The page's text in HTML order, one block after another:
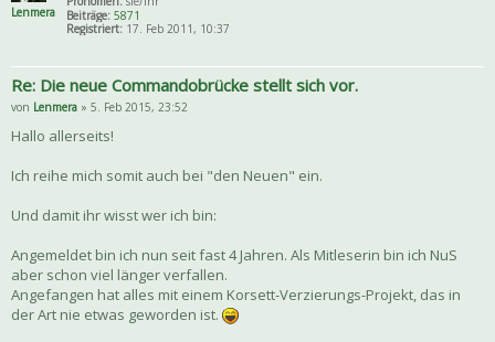
Lenmera
Beiträge: 5871
Registriert: 17. Feb 2011, 10:37
Re: Die neue Commandobrücke stellt sich vor.
von Lenmera » 5. Feb 2015, 23:52
Hallo allerseits!
Ich reihe mich somit auch bei "den Neuen" ein.
Und damit ihr wisst wer ich bin:
Angemeldet bin ich nun seit fast 4 Jahren. Als Mitleserin bin ich NuS
aber schon viel länger verfallen.
Angefangen hat alles mit einem Korsett-Verzierungs-Projekt, das in
der Art nie etwas geworden ist.